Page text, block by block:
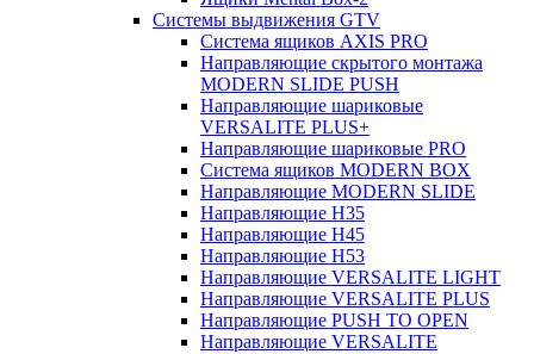
Системы выдвижения GTV
Система ящиков AXIS PRO
Направляющие скрытого монтажа
MODERN SLIDE PUSH
Направляющие шариковые
VERSALITE PLUS+
Направляющие шариковые PRO
Система ящиков MODERN BOX
Направляющие MODERN SLIDE
Направляющие H35
Направляющие H45
Направляющие H53
Направляющие VERSALITE LIGHT
Направляющие VERSALITE PLUS
Направляющие PUSH TO OPEN
Направляющие VERSALITE